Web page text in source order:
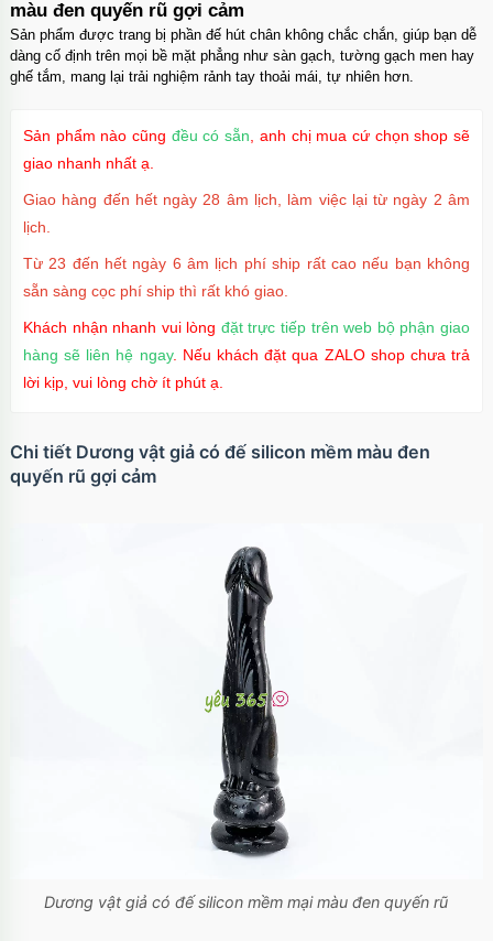
màu đen quyến rũ gợi cảm
Sản phẩm được trang bị phần đế hút chân không chắc chắn, giúp bạn dễ
dàng cố định trên mọi bề mặt phẳng như sàn gạch, tường gạch men hay
ghế tắm, mang lại trải nghiệm rảnh tay thoải mái, tự nhiên hơn.
Sản phẩm nào cũng đều có sẵn , anh chị mua cứ chọn shop sẽ
giao nhanh nhất ạ.
Giao hàng đến hết ngày 28 âm lịch, làm việc lại từ ngày 2 âm
lịch.
Từ 23 đến hết ngày 6 âm lịch phí ship rất cao nếu bạn không
sẵn sàng cọc phí ship thì rất khó giao.
Khách nhận nhanh vui lòng đặt trực tiếp trên web bộ phận giao
hàng sẽ liên hệ ngay. Nếu khách đặt qua ZALO shop chưa trả
lời kịp, vui lòng chờ ít phút ạ.
Chi tiết Dương vật giả có đế silicon mềm màu đen
quyến rũ gợi cảm
Dương vật giả có đế silicon mềm mại màu đen quyến rũ